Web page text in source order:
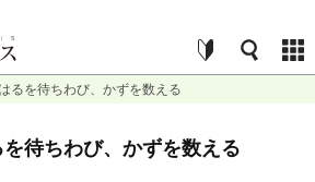
るを待ちわび、かずを数える
を待ちわび、かずを数える